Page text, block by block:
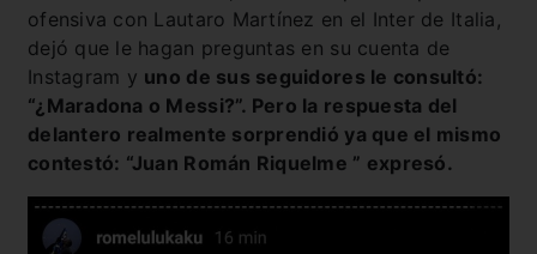
ofensiva con Lautaro Martínez en el Inter de Italia,
dejó que le hagan preguntas en su cuenta de
Instagram y uno de sus seguidores le consultó:
“¿Maradona o Messi?”. Pero la respuesta del
delantero realmente sorprendió ya que el mismo
contestó: “Juan Román Riquelme ” expresó.